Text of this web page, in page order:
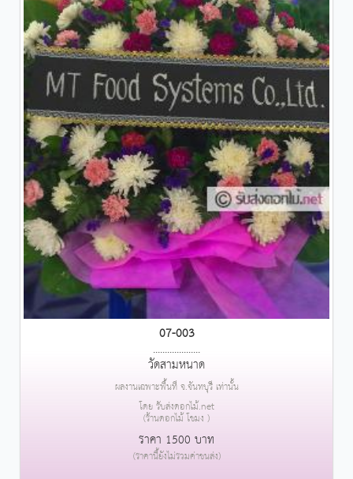
07-003
....................
วัดสามหนาด
ผลงานเฉพาะพื้นที่ จ.จันทบุรี เท่านั้น
โดย รับส่งดอกไม้.net
(ร้านดอกไม้ โขมง )
ราคา 1500 บาท
(ราคานี้ยังไม่รวมค่าขนส่ง)